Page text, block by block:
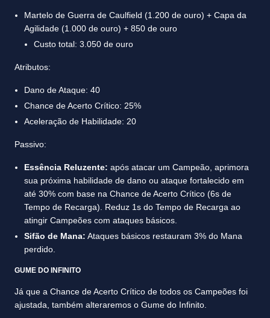
Martelo de Guerra de Caulfield (1.200 de ouro) + Capa da
Agilidade (1.000 de ouro) + 850 de ouro
Custo total: 3.050 de ouro
Atributos:
Dano de Ataque: 40
Chance de Acerto Crítico: 25%
Aceleração de Habilidade: 20
Passivo:
Essência Reluzente: após atacar um Campeão, aprimora
sua próxima habilidade de dano ou ataque fortalecido em
até 30% com base na Chance de Acerto Crítico (6s de
Tempo de Recarga). Reduz 1s do Tempo de Recarga ao
atingir Campeões com ataques básicos.
Sifão de Mana: Ataques básicos restauram 3% do Mana
perdido.
GUME DO INFINITO
Já que a Chance de Acerto Crítico de todos os Campeões foi
ajustada, também alteraremos o Gume do Infinito.